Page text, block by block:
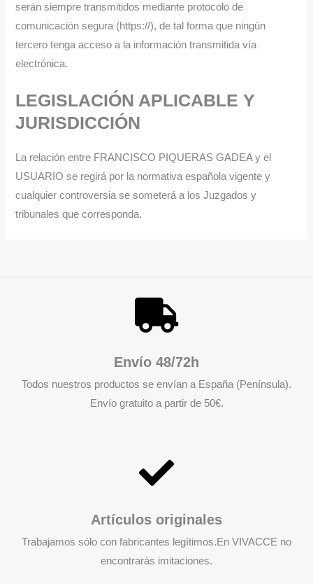
serán siempre transmitidos mediante protocolo de
comunicación segura (https://), de tal forma que ningún
tercero tenga acceso a la información transmitida vía
electrónica.
LEGISLACIÓN APLICABLE Y
JURISDICCIÓN
La relación entre FRANCISCO PIQUERAS GADEA y el
USUARIO se regirá por la normativa española vigente y
cualquier controversia se someterá a los Juzgados y
tribunales que corresponda.
Envío 48/72h
Todos nuestros productos se envían a España (Península).
Envío gratuito a partir de 50€.
Artículos originales
Trabajamos sólo con fabricantes legítimos.En VIVACCE no
encontrarás imitaciones.